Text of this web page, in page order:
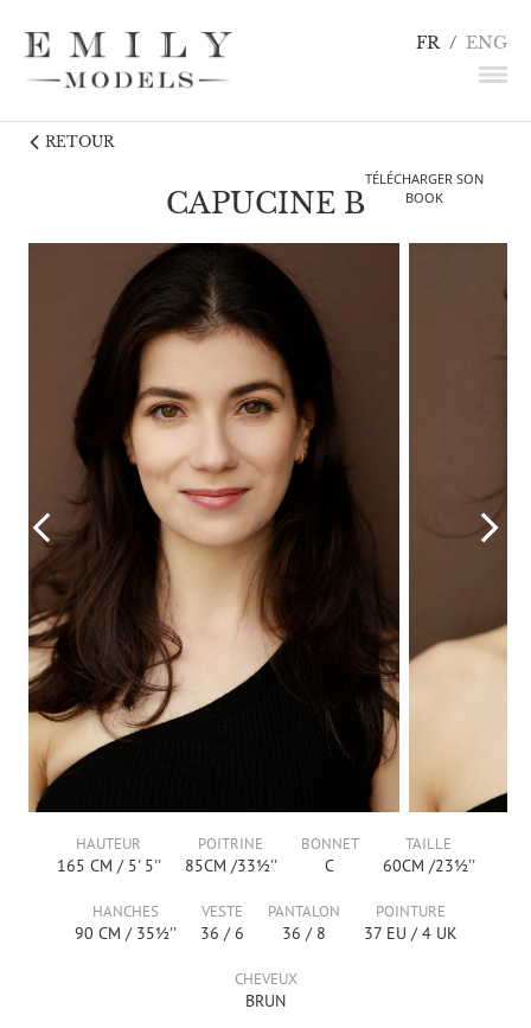
FR / ENG
NEWS
LINGERIE / DÉTAILS
INFLUENCEURS
CANDIDATURE
CONTACT
CAPUCINE B
RETOUR
TÉLÉCHARGER SON
BOOK
HAUTEUR
165 CM / 5' 5''
POITRINE
85CM /33½''
BONNET
C
TAILLE
60CM /23½''
HANCHES
90 CM / 35½''
VESTE
36 /6
PANTALON
36 / 8
POINTURE
37EU /4UK
CHEVEUX
BRUN